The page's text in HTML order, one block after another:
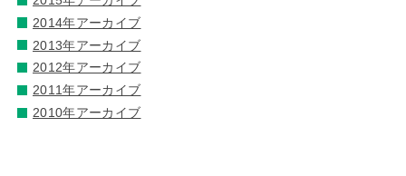
2014年アーカイブ
2013年アーカイブ
2012年アーカイブ
2011年アーカイブ
2010年アーカイブ